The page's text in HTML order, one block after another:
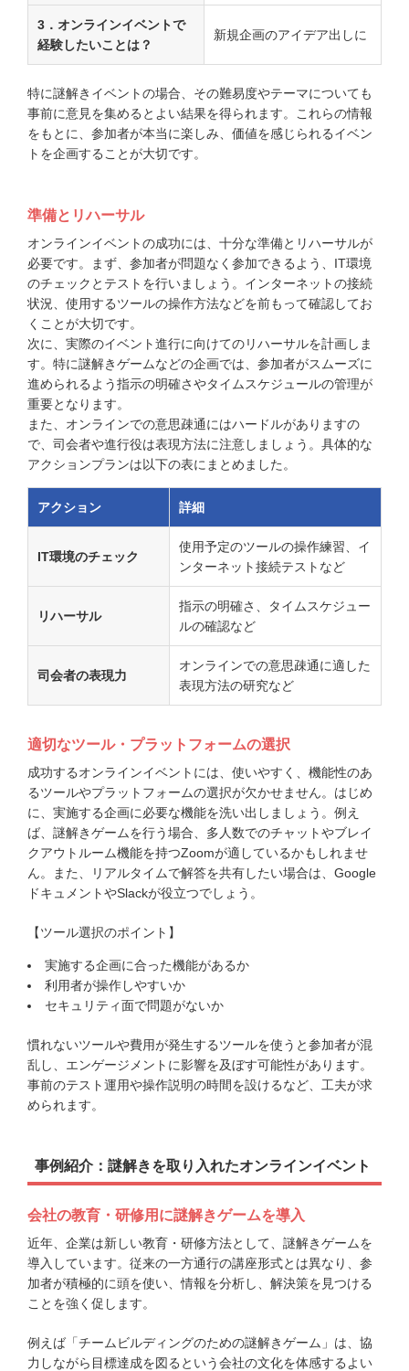
3．オンラインイベントで
経験したいことは？
新規企画のアイデア出しに
特に謎解きイベントの場合、その難易度やテーマについても
事前に意見を集めるとよい結果を得られます。これらの情報
をもとに、参加者が本当に楽しみ、価値を感じられるイベン
トを企画することが大切です。
準備とリハーサル
オンラインイベントの成功には、十分な準備とリハーサルが
必要です。まず、参加者が問題なく参加できるよう、IT環境
のチェックとテストを行いましょう。インターネットの接続
状況、使用するツールの操作方法などを前もって確認してお
くことが大切です。
次に、実際のイベント進行に向けてのリハーサルを計画しま
す。特に謎解きゲームなどの企画では、参加者がスムーズに
進められるよう指示の明確さやタイムスケジュールの管理が
重要となります。
また、オンラインでの意思疎通にはハードルがありますの
で、司会者や進行役は表現方法に注意しましょう。具体的な
アクションプランは以下の表にまとめました。
アクション 詳細
IT環境のチェック
使用予定のツールの操作練習、イ
ンターネット接続テストなど
リハーサル
指示の明確さ、タイムスケジュー
ルの確認など
司会者の表現力
オンラインでの意思疎通に適した
表現方法の研究など
適切なツール・プラットフォームの選択
成功するオンラインイベントには、使いやすく、機能性のあ
るツールやプラットフォームの選択が欠かせません。はじめ
に、実施する企画に必要な機能を洗い出しましょう。例え
ば、謎解きゲームを行う場合、多人数でのチャットやブレイ
クアウトルーム機能を持つZoomが適しているかもしれませ
ん。また、リアルタイムで解答を共有したい場合は、Google
ドキュメントやSlackが役立つでしょう。
【ツール選択のポイント】
実施する企画に合った機能があるか
利用者が操作しやすいか
セキュリティ面で問題がないか
慣れないツールや費用が発生するツールを使うと参加者が混
乱し、エンゲージメントに影響を及ぼす可能性があります。
事前のテスト運用や操作説明の時間を設けるなど、工夫が求
められます。
事例紹介：謎解きを取り入れたオンラインイベント
会社の教育・研修用に謎解きゲームを導入
近年、企業は新しい教育・研修方法として、謎解きゲームを
導入しています。従来の一方通行の講座形式とは異なり、参
加者が積極的に頭を使い、情報を分析し、解決策を見つける
ことを強く促します。
例えば「チームビルディングのための謎解きゲーム」は、協
力しながら目標達成を図るという会社の文化を体感するよい